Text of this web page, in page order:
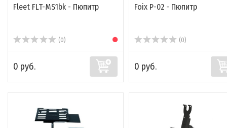
Fleet FLT-MS1bk - Пюпитр
(0)
0 руб.
Foix P-02 - Пюпитр
(0)
0 руб.